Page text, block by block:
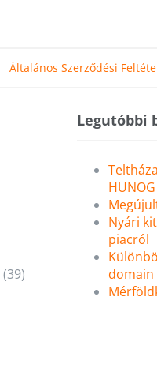
Általános Szerződési
(39)
Legutóbbi
HUNOG
Nyári
piacról
domain